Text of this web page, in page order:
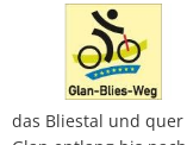
das Bliestal und